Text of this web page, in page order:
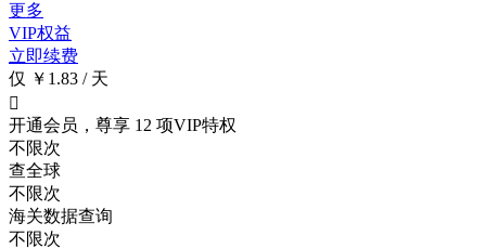
更多
VIP权益
立即续费
仅 ￥1.83 / 天

开通会员，尊享 12 项VIP特权
不限次
查全球
不限次
海关数据查询
不限次